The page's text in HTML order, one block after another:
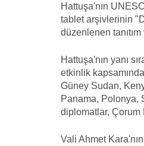
Hattuşa'nın
tablet arşivlerinin
düzenlenen
Hattuşa'nın yanı
etkinlik
Güney Sudan,
Panama, Polonya,
diplomatlar, Çorum
Vali Ahmet